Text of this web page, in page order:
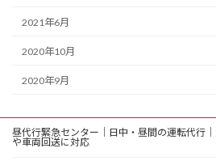
2021年6月
2020年10月
2020年9月
昼代行緊急センター｜日中・昼間の運転代行
や車両回送に対応